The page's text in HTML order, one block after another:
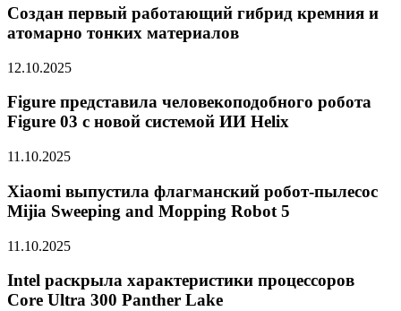
Создан первый работающий гибрид кремния и
атомарно тонких материалов
12.10.2025
Figure представила человекоподобного робота
Figure 03 с новой системой ИИ Helix
11.10.2025
Xiaomi выпустила флагманский робот-пылесос
Mijia Sweeping and Mopping Robot 5
11.10.2025
Intel раскрыла характеристики процессоров
Core Ultra 300 Panther Lake